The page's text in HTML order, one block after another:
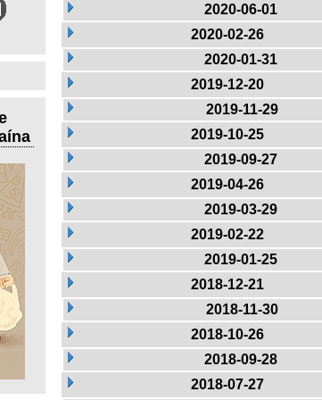
2020-06-01
2020-02-26
2020-01-31
2019-12-20
2019-11-29
2019-10-25
2019-09-27
2019-04-26
2019-03-29
2019-02-22
2019-01-25
2018-12-21
2018-11-30
2018-10-26
2018-09-28
2018-07-27